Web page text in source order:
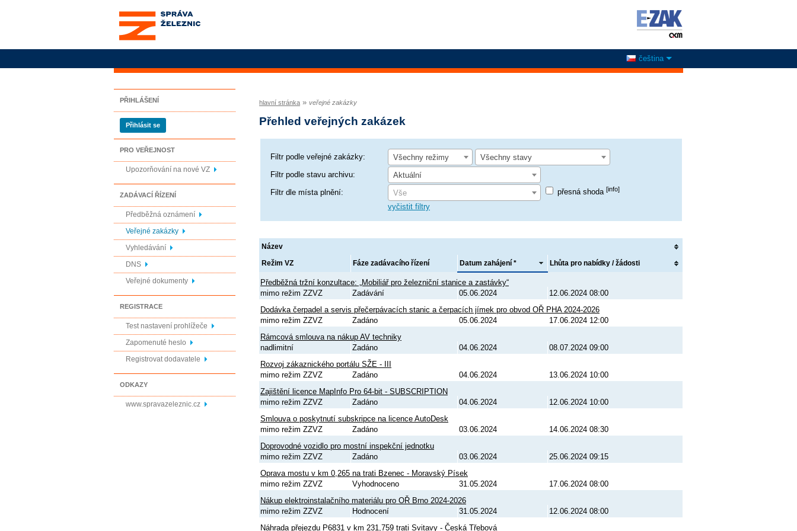
Správa železnic, státní
organizace
čeština
PŘIHLÁŠENÍ
Přihlásit se
PRO VEŘEJNOST
Upozorňování na nové VZ
ZADÁVACÍ ŘÍZENÍ
Předběžná oznámení
Veřejné zakázky
Vyhledávání
DNS
Veřejné dokumenty
REGISTRACE
Test nastavení prohlížeče
Zapomenuté heslo
Registrovat dodavatele
ODKAZY
www.spravazeleznic.cz
hlavní stránka » veřejné zakázky
Přehled veřejných zakázek
Filtr podle veřejné zakázky: Všechny režimy
Všechny stavy
Filtr podle stavu archivu:
Aktuální
Filtr dle místa plnění:
Vše přesná shoda [info]
vyčistit filtry
Název
Režim VZ Fáze zadávacího řízení Datum zahájení * Lhůta pro nabídky / žádosti
Předběžná tržní konzultace: „Mobiliář pro železniční stanice a zastávky“
mimo režim ZZVZ
Zadávání 05.06.2024
12.06.2024 08:00
Dodávka čerpadel a servis přečerpávacích stanic a čerpacích jímek pro obvod OŘ PHA 2024-2026
mimo režim ZZVZ
Zadáno 05.06.2024
17.06.2024 12:00
Rámcová smlouva na nákup AV techniky
nadlimitní
Zadáno 04.06.2024
08.07.2024 09:00
Rozvoj zákaznického portálu SŽE - III
mimo režim ZZVZ
Zadáno 04.06.2024
13.06.2024 10:00
Zajištění licence MapInfo Pro 64-bit - SUBSCRIPTION
mimo režim ZZVZ
Zadáno 04.06.2024
12.06.2024 10:00
Smlouva o poskytnutí subskripce na licence AutoDesk
mimo režim ZZVZ
Zadáno 03.06.2024
14.06.2024 08:30
Doprovodné vozidlo pro mostní inspekční jednotku
mimo režim ZZVZ
Zadáno 03.06.2024
25.06.2024 09:15
Oprava mostu v km 0,265 na trati Bzenec - Moravský Písek
mimo režim ZZVZ
Vyhodnoceno 31.05.2024
17.06.2024 08:00
Nákup elektroinstalačního materiálu pro OŘ Brno 2024-2026
mimo režim ZZVZ
Hodnocení 31.05.2024
12.06.2024 08:00
Náhrada přejezdu P6831 v km 231,759 trati Svitavy - Česká Třebová